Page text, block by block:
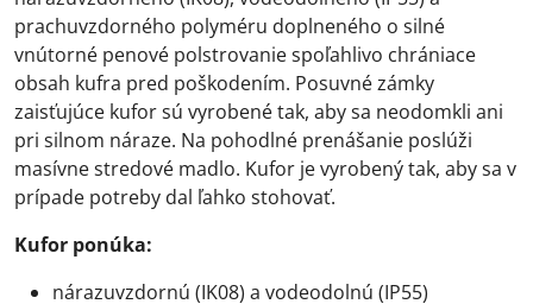
prachuvzdorného polyméru doplneného o silné
vnútorné penové polstrovanie spoľahlivo chrániace
obsah kufra pred poškodením. Posuvné zámky
zaisťujúce kufor sú vyrobené tak, aby sa neodomkli ani
pri silnom náraze. Na pohodlné prenášanie poslúži
masívne stredové madlo. Kufor je vyrobený tak, aby sa v
prípade potreby dal ľahko stohovať.
Kufor ponúka:
nárazuvzdornú (IK08) a vodeodolnú (IP55)